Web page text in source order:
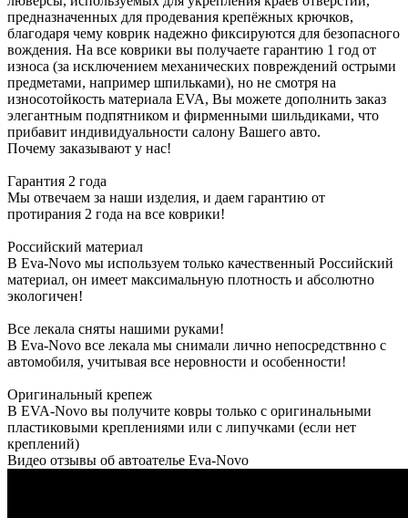
предназначенных для продевания крепёжных крючков,
благодаря чему коврик надежно фиксируются для безопасного
вождения. На все коврики вы получаете гарантию 1 год от
износа (за исключением механических повреждений острыми
предметами, например шпильками), но не смотря на
износотойкость материала EVA, Вы можете дополнить заказ
элегантным подпятником и фирменными шильдиками, что
прибавит индивидуальности салону Вашего авто.
Почему заказывают у нас!
Гарантия 2 года
Мы отвечаем за наши изделия, и даем гарантию от
протирания 2 года на все коврики!
Российский материал
В Eva-Novo мы используем только качественный Российский
материал, он имеет максимальную плотность и абсолютно
экологичен!
Все лекала сняты нашими руками!
В Eva-Novo все лекала мы снимали лично непосредствнно с
автомобиля, учитывая все неровности и особенности!
Оригинальный крепеж
В EVA-Novo вы получите ковры только с оригинальными
пластиковыми креплениями или с липучками (если нет
креплений)
Видео отзывы об автоателье Eva-Novo